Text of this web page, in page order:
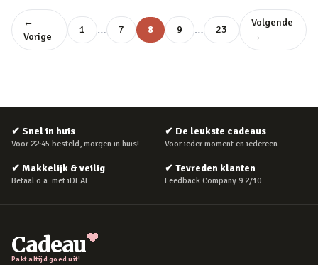
←
Vorige
1 … 7 8 9 … 23
Volgende
→
✔ Snel in huis
Voor 22:45 besteld, morgen in huis!
✔ De leukste cadeaus
Voor ieder moment en iedereen
✔ Makkelijk & veilig
Betaal o.a. met iDEAL
✔ Tevreden klanten
Feedback Company 9.2/10
Cadeau
Pakt altijd goed uit!